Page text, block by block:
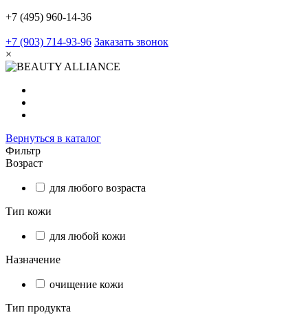
+7 (495) 960-14-36
+7 (903) 714-93-96 Заказать звонок
×
Вернуться в каталог
Фильтр
Возраст
для любого возраста
Тип кожи
для любой кожи
Назначение
очищение кожи
Тип продукта